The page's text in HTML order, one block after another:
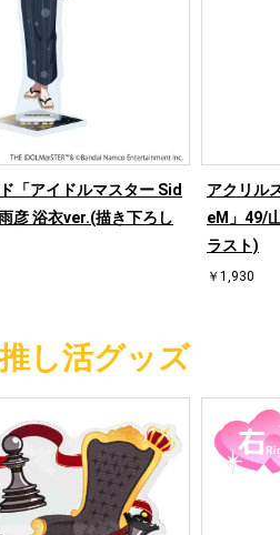
「アイドルマスター Sid
彦 浴衣ver.(描き下ろし
アクリル
eM」49/
ラスト)
￥1,930
し活グッズ